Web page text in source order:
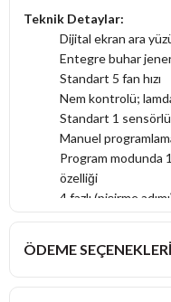
Teknik Detaylar:
Dijital ekran ara
Entegre buhar
Standart 5 fan hızı
Nem kontrolü;
Standart 1 sensörlü
Manuel
Program modunda
özelliği
4 fazlı (pişirme
Katı veya sıvı
ÖDEME SEÇENEKLERI